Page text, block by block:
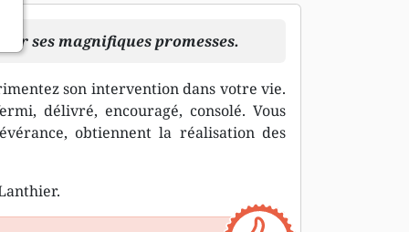
ses magnifiques promesses.
son intervention dans votre vie.
délivré, encouragé, consolé. Vous
obtiennent la réalisation des